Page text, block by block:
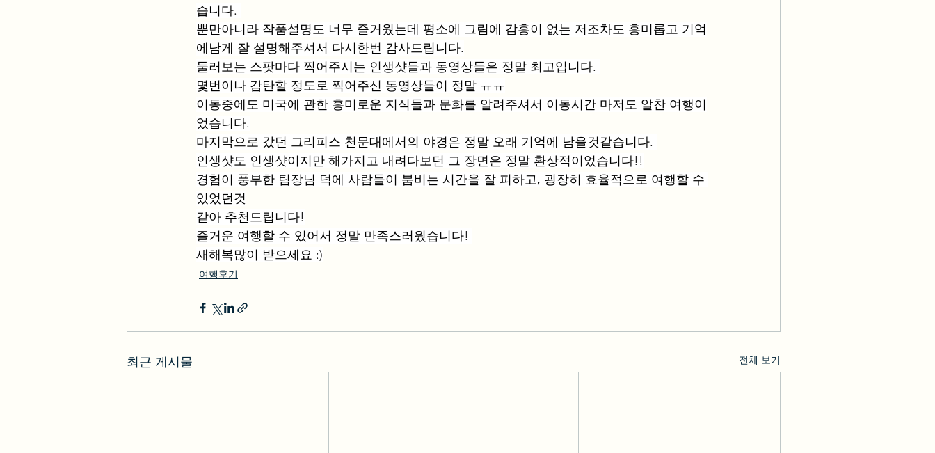
습니다.
뿐만아니라 작품설명도 너무 즐거웠는데 평소에 그림에 감흥이 없는 저조차도 흥미롭고 기억
에남게 잘 설명해주셔서 다시한번 감사드립니다.
둘러보는 스팟마다 찍어주시는 인생샷들과 동영상들은 정말 최고입니다.
몇번이나 감탄할 정도로 찍어주신 동영상들이 정말 ㅠㅠ
이동중에도 미국에 관한 흥미로운 지식들과 문화를 알려주셔서 이동시간 마저도 알찬 여행이
었습니다.
마지막으로 갔던 그리피스 천문대에서의 야경은 정말 오래 기억에 남을것같습니다.
인생샷도 인생샷이지만 해가지고 내려다보던 그 장면은 정말 환상적이었습니다!!
경험이 풍부한 팀장님 덕에 사람들이 붐비는 시간을 잘 피하고, 굉장히 효율적으로 여행할 수
있었던것
같아 추천드립니다!
즐거운 여행할 수 있어서 정말 만족스러웠습니다!
새해복많이 받으세요 :)
여행후기
최근 게시물 전체 보기